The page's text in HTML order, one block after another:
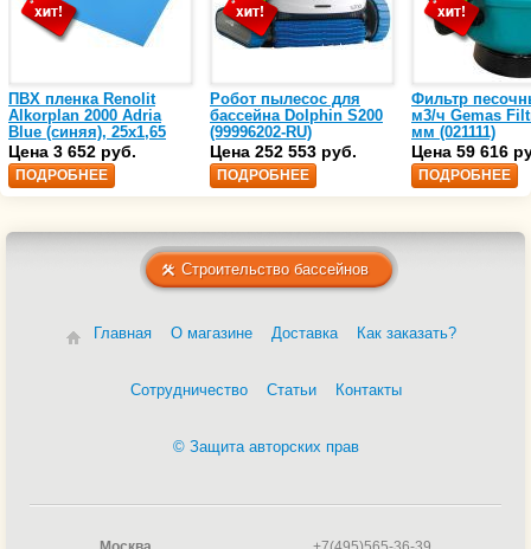
ПВХ пленка Renolit
Alkorplan 2000 Adria
Blue (синяя), 25х1,65
(35216203)
Цена 3 652 руб.
ПОДРОБНЕЕ
Робот пылесос для
бассейна Dolphin S200
(99996202-RU)
Цена 252 553 руб.
ПОДРОБНЕЕ
Фильтр
м3/ч Gemas
мм (021111)
Цена 59 616
ПОДРОБНЕЕ
Строительство бассейнов
Главная О магазине Доставка Как заказать?
Сотрудничество Статьи Контакты
© Защита авторских прав